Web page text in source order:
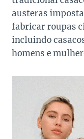
austeras
fabricar roupas
incluindo
homens e